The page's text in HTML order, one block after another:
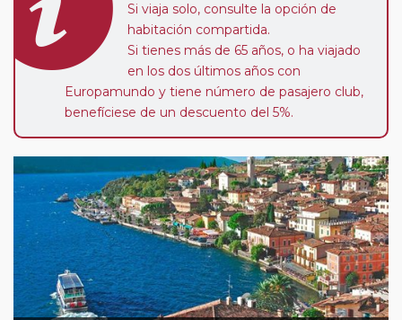
Si viaja solo, consulte la opción de
habitación compartida.
Si tienes más de 65 años, o ha viajado
en los dos últimos años con
Europamundo y tiene número de pasajero club,
benefíciese de un descuento del 5%.